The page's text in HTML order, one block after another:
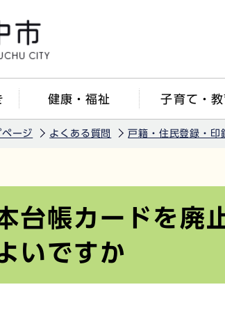
健康・福祉 子育て・教
ページ よくある質問 戸籍・住民登録・印
台帳カードを廃
いですか